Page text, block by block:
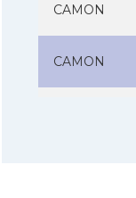
CAMON
CAMON